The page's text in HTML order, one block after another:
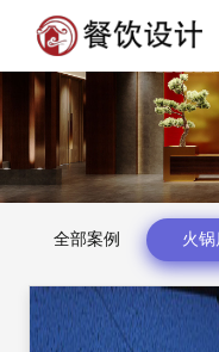
全部案例 火锅